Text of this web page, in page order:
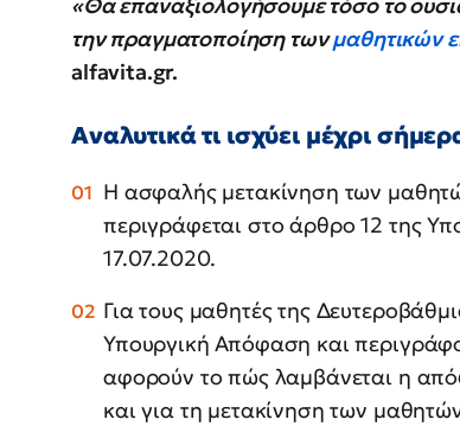
«Θα επαναξιολογήσουμε τόσο το
την πραγματοποίηση τωνμαθητικών
alfavita.gr.
Αναλυτικά τι ισχύει μέχρι
Η ασφαλής μετακίνηση των
περιγράφεται στο άρθρο 12 της
17.07.2020.
Για τους μαθητές της
Υπουργική Απόφαση και
αφορούν το πώς λαμβάνεται η
και για τη μετακίνηση των